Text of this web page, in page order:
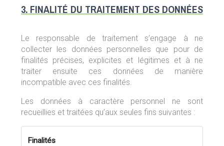
3. FINALITÉ DU TRAITEMENT DES DONNÉES
Le responsable de traitement s’engage à ne
collecter les données personnelles que pour de
finalités précises, explicites et légitimes et à ne
traiter ensuite ces données de manière
incompatible avec ces finalités.
Les données à caractère personnel ne sont
recueillies et traitées qu’aux seules fins suivantes :
Finalités